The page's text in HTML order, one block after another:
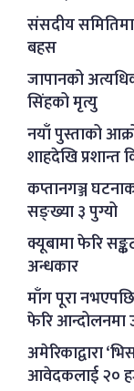
संसदीय समितिमा
बहस
जापानको
सिंहको मृत्यु
नयाँ पुस्ताको
शाहदेखि प्रशान्त
कप्तानगञ्ज
सङ्ख्या ३ पुग्यो
क्यूबामा फेरि
अन्धकार
माँग पूरा
फेरि आन्दोलनमा
अमेरिकाद्वारा
आवेदकलाई २०